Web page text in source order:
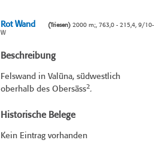
Rot Wand (Triesen)2000 m;, 763,0 - 215,4, 9/10-
W
Beschreibung
Felswand in Valüna, südwestlich
oberhalb des Obersäss2.
Historische Belege
Kein Eintrag vorhanden